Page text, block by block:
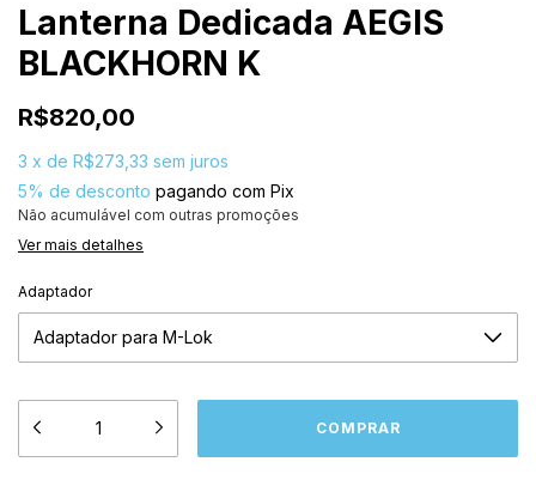
Lanterna Dedicada AEGIS
BLACKHORN K
R$820,00
3 x de R$273,33 sem juros
5% de desconto pagando com Pix
Não acumulável com outras promoções
Ver mais detalhes
Adaptador